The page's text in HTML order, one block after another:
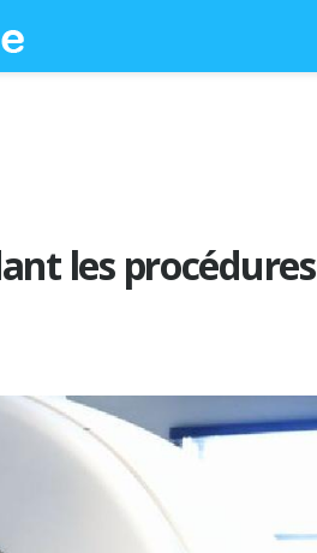
les procédures